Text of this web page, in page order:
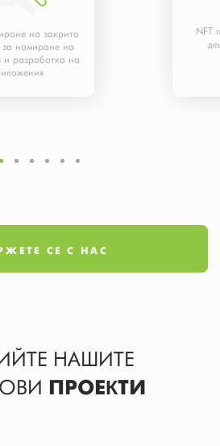
на закрито
намиране на
и разработка на
NFT
СЕ С НАС
НАШИТЕ
ПРОЕКТИ